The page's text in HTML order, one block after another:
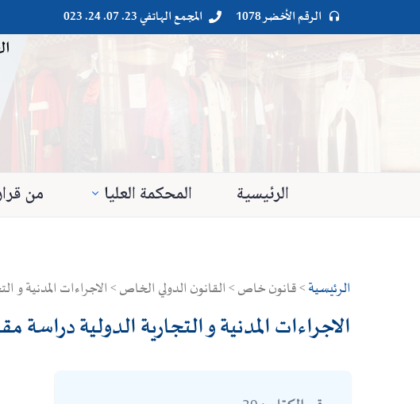

 الرقم الأخضر 1078 
 المجمع الهاتفي 23. 07. 24. 023
الرئيسية المحكمة العليا من
الرئيسية> قانون خاص > القانون الدولي الخاص > الاجراءات المدنية و
الاجراءات المدنية و التجارية الدولية دراسة